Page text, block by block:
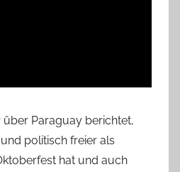
über Paraguay berichtet,
politisch freier als
hat und auch